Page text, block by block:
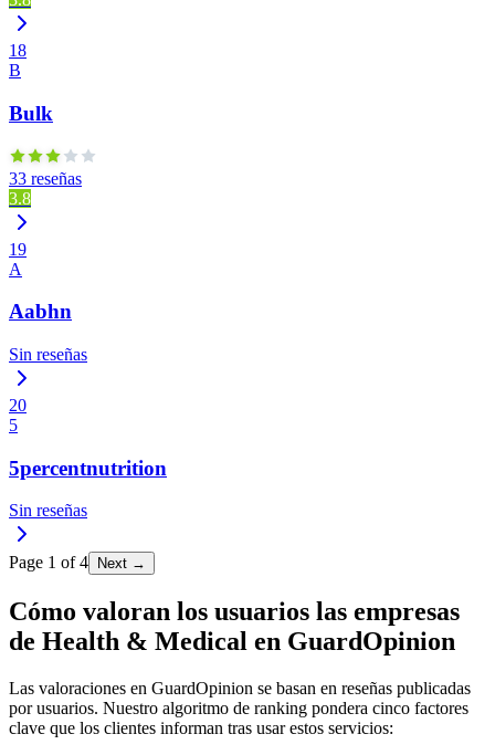
18
B
Bulk
33 reseñas
3.8
19
A
Aabhn
Sin reseñas
20
5
5percentnutrition
Sin reseñas
Page 1 of4 Next →
Cómo valoran los usuarios las empresas
de Health & Medical en GuardOpinion
Las valoraciones en GuardOpinion se basan en reseñas publicadas
por usuarios. Nuestro algoritmo de ranking pondera cinco factores
clave que los clientes informan tras usar estos servicios: